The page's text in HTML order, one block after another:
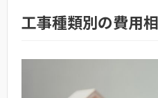
工事種類別の費用